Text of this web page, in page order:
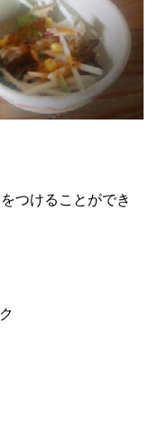
つけることができ